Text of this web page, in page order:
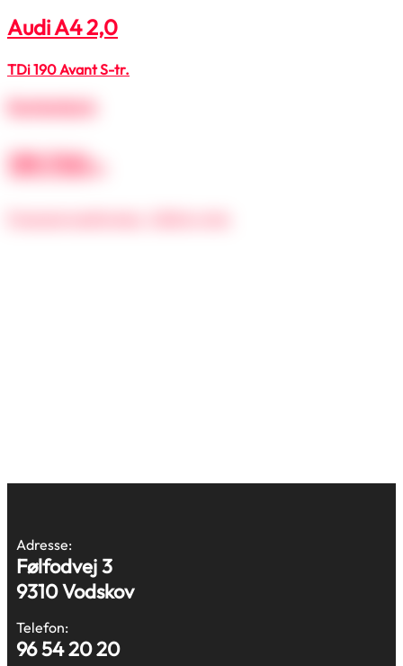
Audi A42,0
TDi 190 Avant S-tr.
Kontantpris
139.700
Adresse:
Følfodvej 3
9310 Vodskov
Telefon:
96 54 20 20